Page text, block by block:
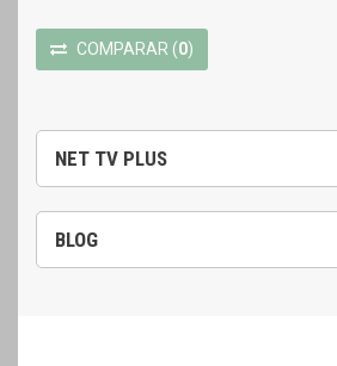
NET TV PLUS
BLOG
COMPARAR (0)